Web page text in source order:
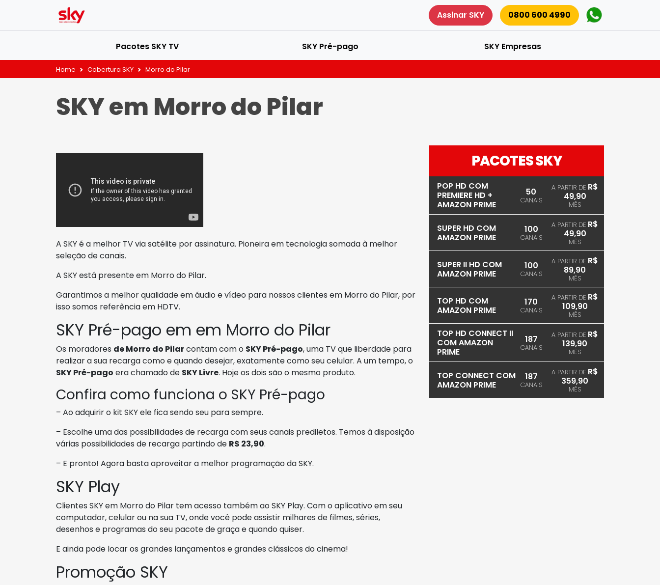
Assinar SKY 0800 600 4990
Pacotes SKY TV SKY Pré-pago SKY Empresas
Home Cobertura SKY Morro do Pilar
SKY em Morro do Pilar
A SKY é a melhor TV via satélite por assinatura. Pioneira em tecnologia somada à melhor
seleção de canais.
A SKY está presente em Morro do Pilar.
Garantimos a melhor qualidade em áudio e vídeo para nossos clientes em Morro do Pilar, por
isso somos referência em HDTV.
SKY Pré-pago em em Morro do Pilar
Os moradores de Morro do Pilarcontam com o SKY Pré-pago, uma TV que liberdade para
realizar a sua recarga como e quando desejar, exatamente como seu celular. A um tempo, o
SKY Pré-pago era chamado de SKY Livre. Hoje os dois são o mesmo produto.
Confira como funciona o SKY Pré-pago
– Ao adquirir o kit SKY ele fica sendo seu para sempre.
– Escolhe uma das possibilidades de recarga com seus canais prediletos. Temos à disposição
várias possibilidades de recarga partindo de R$ 23,90.
– E pronto! Agora basta aproveitar a melhor programação da SKY.
SKY Play
Clientes SKY em Morro do Pilar tem acesso também ao SKY Play. Com o aplicativo em seu
computador, celular ou na sua TV, onde você pode assistir milhares de filmes, séries,
desenhos e programas do seu pacote de graça e quando quiser.
E ainda pode locar os grandes lançamentos e grandes clássicos do cinema!
Promoção SKY
PACOTES SKY
POP HD COM
PREMIERE HD +
AMAZON PRIME
50
CANAIS
A PARTIR DE R$
49,90
MÊS
SUPER HD COM
AMAZON PRIME
100
CANAIS
A PARTIR DE R$
49,90
MÊS
SUPER II HD COM
AMAZON PRIME
100
CANAIS
A PARTIR DE R$
89,90
MÊS
TOP HD COM
AMAZON PRIME
170
CANAIS
A PARTIR DE R$
109,90
MÊS
TOP HD CONNECT II
COM AMAZON
PRIME
187
CANAIS
A PARTIR DE R$
139,90
MÊS
TOP CONNECT COM
AMAZON PRIME
187
CANAIS
A PARTIR DE R$
359,90
MÊS